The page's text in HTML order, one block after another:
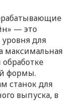
— это
для
максимальная
формы.
станок для
выпуска, в